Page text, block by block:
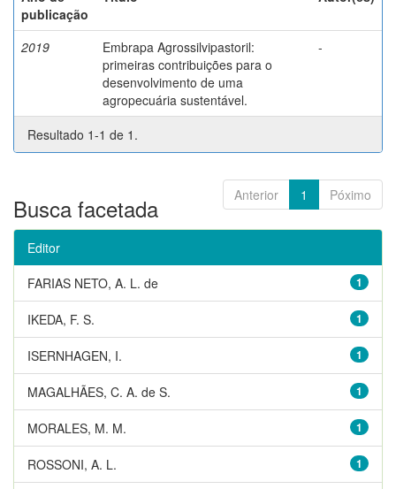
publicação
2019
Embrapa Agrossilvipastoril:
primeiras contribuições para o
desenvolvimento de uma
agropecuária sustentável.
-
Resultado 1-1 de 1.
Anterior 1 Póximo
Busca facetada
Editor
1
FARIAS NETO, A. L. de
1
IKEDA, F. S.
1
ISERNHAGEN, I.
1
MAGALHÃES, C. A. de S.
1
MORALES, M. M.
1
ROSSONI, A. L.